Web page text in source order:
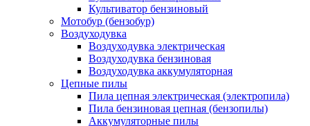
Культиватор бензиновый
Мотобур (бензобур)
Воздуходувка
Воздуходувка электрическая
Воздуходувка бензиновая
Воздуходувка аккумуляторная
Цепные пилы
Пила цепная электрическая (электропила)
Пила бензиновая цепная (бензопилы)
Аккумуляторные пилы